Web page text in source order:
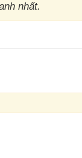
nhất.